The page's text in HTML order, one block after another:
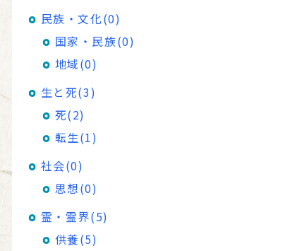
民族・文化(0)
国家・民族(0)
地域(0)
生と死(3)
死(2)
転生(1)
社会(0)
思想(0)
霊・霊界(5)
供養(5)